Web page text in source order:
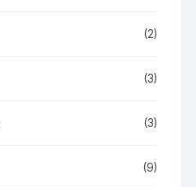
(2)
(3)
(3)
(9)